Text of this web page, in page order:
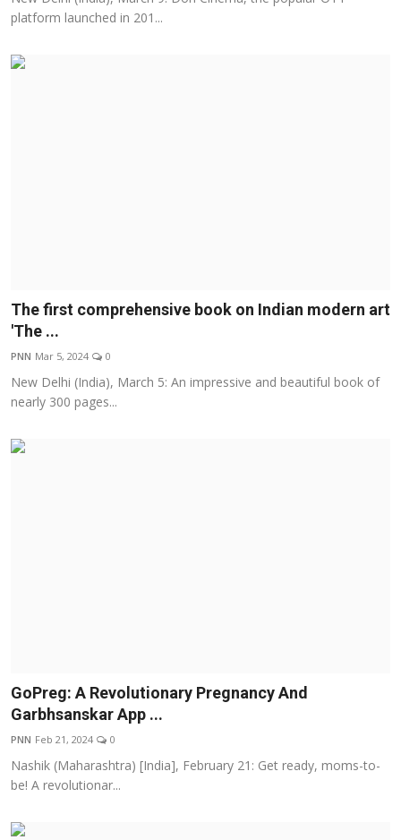
platform launched in 201...
The first comprehensive book on Indian modern art
'The ...
PNN Mar 5, 2024 0
New Delhi (India), March 5: An impressive and beautiful book of
nearly 300 pages...
GoPreg: A Revolutionary Pregnancy And
Garbhsanskar App ...
PNN Feb 21, 2024 0
Nashik (Maharashtra) [India], February 21: Get ready, moms-to-
be! A revolutionar...